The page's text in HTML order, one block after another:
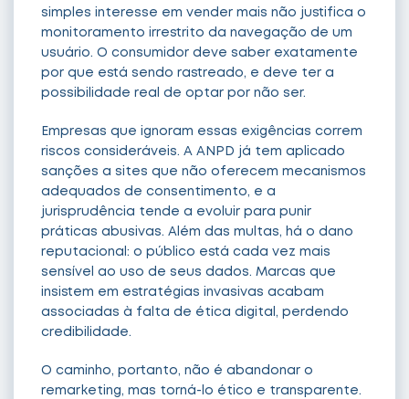
simples interesse em vender mais não justifica o
monitoramento irrestrito da navegação de um
usuário. O consumidor deve saber exatamente
por que está sendo rastreado, e deve ter a
possibilidade real de optar por não ser.
Empresas que ignoram essas exigências correm
riscos consideráveis. A ANPD já tem aplicado
sanções a sites que não oferecem mecanismos
adequados de consentimento, e a
jurisprudência tende a evoluir para punir
práticas abusivas. Além das multas, há o dano
reputacional: o público está cada vez mais
sensível ao uso de seus dados. Marcas que
insistem em estratégias invasivas acabam
associadas à falta de ética digital, perdendo
credibilidade.
O caminho, portanto, não é abandonar o
remarketing, mas torná-lo ético e transparente.